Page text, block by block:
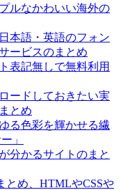
ルなかわいい海外の
本語・英語のフォン
ービスのまとめ
表記無しで無料利用
ードしておきたい実
とめ
る色彩を輝かせる繊
」
分かるサイトのまと
とめ、HTMLやCSSや